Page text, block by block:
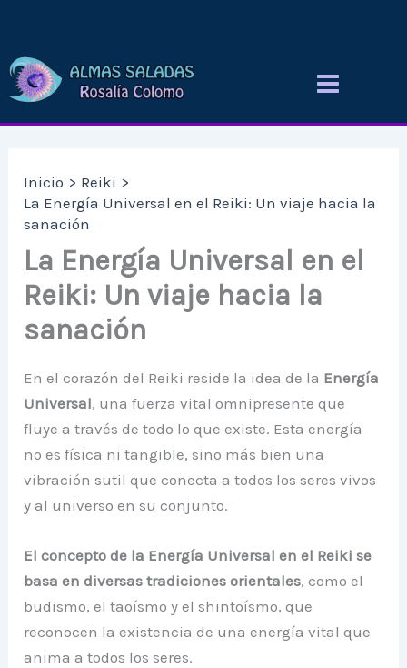
contenido
Inicio
Reiki
La Energía Universal en el Reiki: Un viaje hacia la
sanación
La Energía Universal en el
Reiki: Un viaje hacia la
sanación
En el corazón del Reiki reside la idea de la Energía
Universal, una fuerza vital omnipresente que
fluye a través de todo lo que existe. Esta energía
no es física ni tangible, sino más bien una
vibración sutil que conecta a todos los seres vivos
y al universo en su conjunto.
El concepto de la Energía Universal en el Reiki se
basa en diversas tradiciones orientales, como el
budismo, el taoísmo y el shintoísmo, que
reconocen la existencia de una energía vital que
anima a todos los seres.